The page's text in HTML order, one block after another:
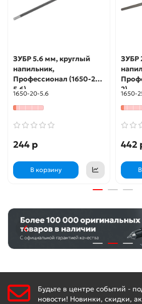
ЗУБР 5.6 мм, круглый
напильник,
Профессионал (1650-20-
5.6)
1650-20-5.6
244 р
В корзину
ЗУБР
2)
1650-
442
Будьте в центре событий -
новости! Новинки, скидки,